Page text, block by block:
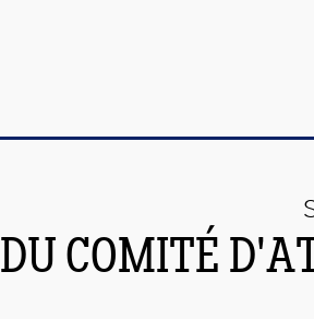
DU COMITÉ